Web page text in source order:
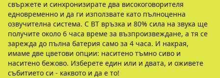
свържете и синхронизирате два високоговорителя
едновременно и да ги използвате като пълноценна
озвучителна система. С BT връзка и 80% сила на звука ще
получите около 6 часа време за възпроизвеждане, а тя се
зарежда до пълна батерия само за 4 часа. И накрая,
имаме две цветови опции: наситено тъмно сиво и
наситено бежово. Изберете един или и двата, и оживете
събитието си - каквото и да е то!